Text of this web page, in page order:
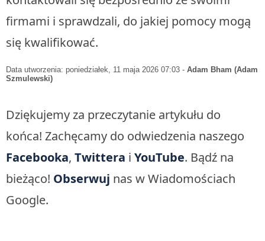
firmami i sprawdzali, do jakiej pomocy mogą
się kwalifikować.
Data utworzenia: poniedziałek, 11 maja 2026 07:03 - Adam Bham (Adam
Szmulewski)
Dziękujemy za przeczytanie artykułu do
końca! Zachęcamy do odwiedzenia naszego
Facebooka, Twittera i YouTube. Bądź na
bieżąco! Obserwuj nas w Wiadomościach
Google.